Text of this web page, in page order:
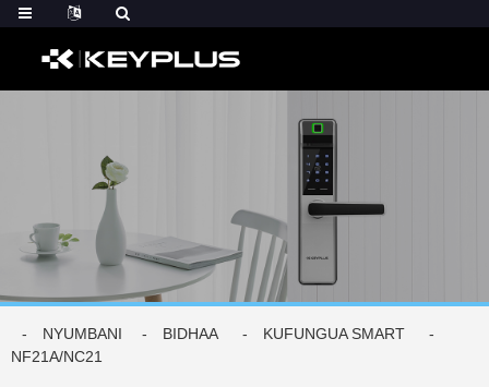
NYUMBANI BIDHAA
KUFUNGUA SMART
NF21A/NC21